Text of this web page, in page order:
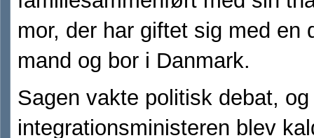
mor, der har giftet sig med en
mand og bor i Danmark.
Sagen vakte politisk debat, og
integrationsministeren blev